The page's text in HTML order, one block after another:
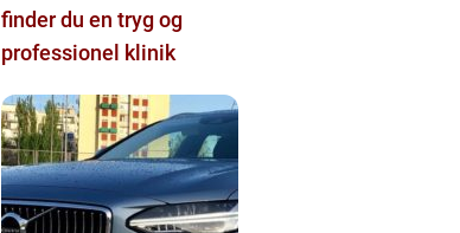
finder du en tryg og
professionel klinik